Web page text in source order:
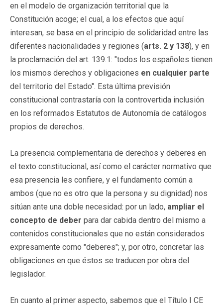
en el modelo de organización territorial que la
Constitución acoge; el cual, a los efectos que aquí
interesan, se basa en el principio de solidaridad entre las
diferentes nacionalidades y regiones (arts. 2 y 138), y en
la proclamación del art. 139.1: "todos los españoles tienen
los mismos derechos y obligaciones en cualquier parte
del territorio del Estado". Esta última previsión
constitucional contrastaría con la controvertida inclusión
en los reformados Estatutos de Autonomía de catálogos
propios de derechos.
La presencia complementaria de derechos y deberes en
el texto constitucional, así como el carácter normativo que
esa presencia les confiere, y el fundamento común a
ambos (que no es otro que la persona y su dignidad) nos
sitúan ante una doble necesidad: por un lado, ampliar el
concepto de deber para dar cabida dentro del mismo a
contenidos constitucionales que no están considerados
expresamente como "deberes"; y, por otro, concretar las
obligaciones en que éstos se traducen por obra del
legislador.
En cuanto al primer aspecto, sabemos que el Título I CE